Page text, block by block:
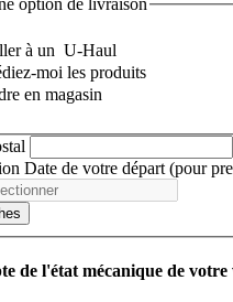
option de livraison
à un U-Haul
moi les produits
en magasin
Date de votre départ (pour
de l'état mécanique de votre